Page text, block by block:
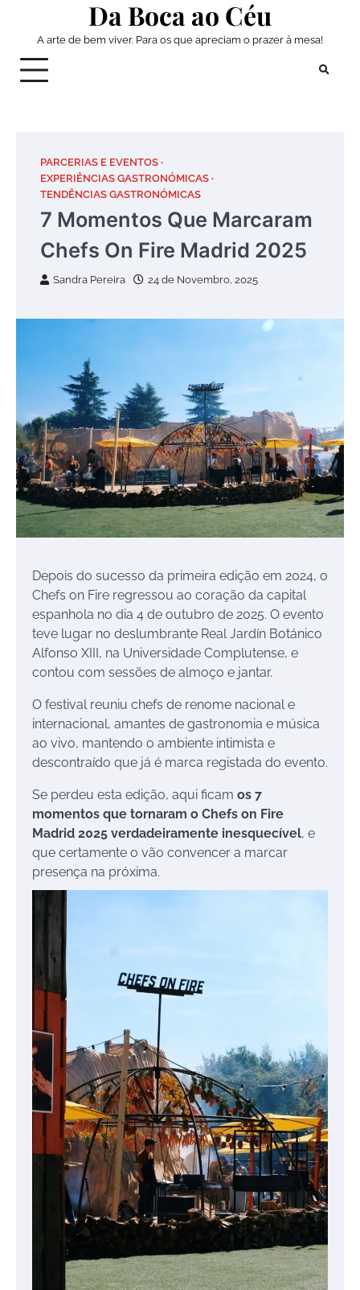
content
Da Boca ao Céu
A arte de bem viver. Para os que apreciam o prazer à mesa!
PARCERIAS E EVENTOS
EXPERIÊNCIAS GASTRONÓMICAS
TENDÊNCIAS GASTRONÓMICAS
7 Momentos Que Marcaram
Chefs On Fire Madrid 2025
Sandra Pereira 24 de Novembro, 2025
Depois do sucesso da primeira edição em 2024, o
Chefs on Fire regressou ao coração da capital
espanhola no dia 4 de outubro de 2025. O evento
teve lugar no deslumbrante Real Jardín Botánico
Alfonso XIII, na Universidade Complutense, e
contou com sessões de almoço e jantar.
O festival reuniu chefs de renome nacional e
internacional, amantes de gastronomia e música
ao vivo, mantendo o ambiente intimista e
descontraído que já é marca registada do evento.
Se perdeu esta edição, aqui ficam os 7
momentos que tornaram o Chefs on Fire
Madrid 2025 verdadeiramente inesquecível, e
que certamente o vão convencer a marcar
presença na próxima.